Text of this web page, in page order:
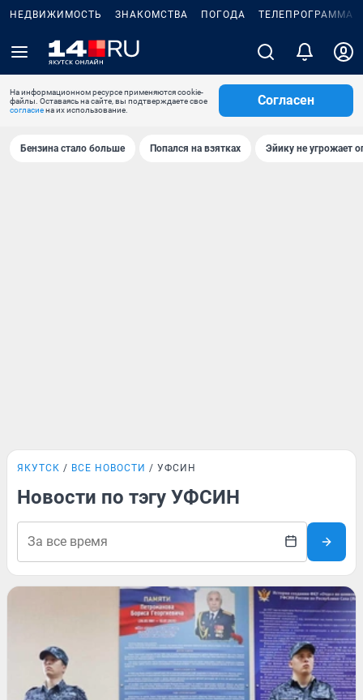
НЕДВИЖИМОСТЬ ЗНАКОМСТВА ПОГОДА ТЕЛЕПРОГРАММА
На информационном ресурсе применяются cookie-
файлы. Оставаясь на сайте, вы подтверждаете свое
согласиена их использование.
Согласен
Бензина стало больше Попался на взятках Эйику не угрожает
ЯКУТСК ВСЕ НОВОСТИ УФСИН
Новости по тэгу УФСИН